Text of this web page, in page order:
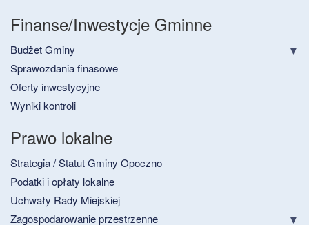
Finanse/Inwestycje Gminne
Budżet Gminy
Sprawozdania finasowe
Oferty inwestycyjne
Wyniki kontroli
Prawo lokalne
Strategia / Statut Gminy Opoczno
Podatki i opłaty lokalne
Uchwały Rady Miejskiej
Zagospodarowanie przestrzenne